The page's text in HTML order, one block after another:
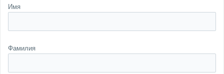
Имя
Фамилия